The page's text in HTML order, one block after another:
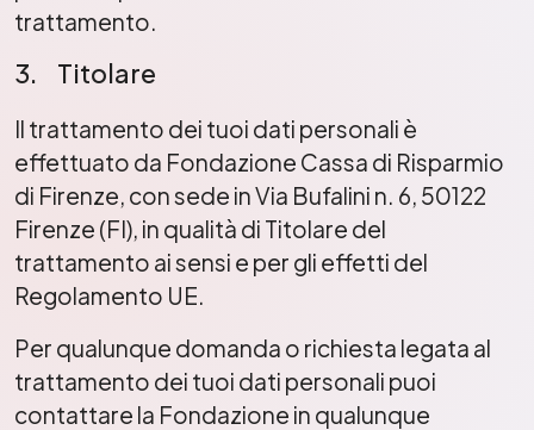
trattamento.
3. Titolare
Il trattamento dei tuoi dati personali è
effettuato da Fondazione Cassa di Risparmio
di Firenze, con sede in Via Bufalini n. 6, 50122
Firenze (FI), in qualità di Titolare del
trattamento ai sensi e per gli effetti del
Regolamento UE.
Per qualunque domanda o richiesta legata al
trattamento dei tuoi dati personali puoi
contattare la Fondazione in qualunque